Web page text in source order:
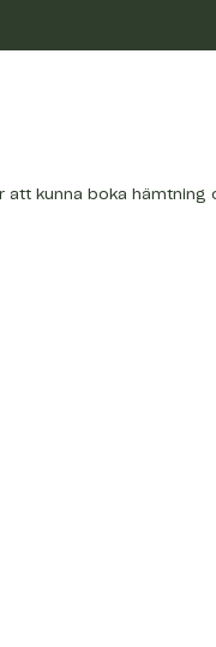
kunna boka hämtning